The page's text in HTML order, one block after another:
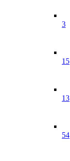
3
15
13
54